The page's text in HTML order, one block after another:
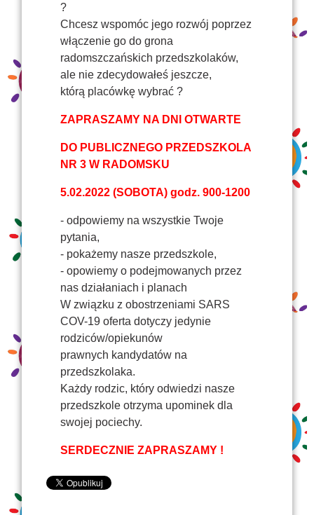
?
Chcesz wspomóc jego rozwój poprzez
włączenie go do grona
radomszczańskich przedszkolaków,
ale nie zdecydowałeś jeszcze,
którą placówkę wybrać ?
ZAPRASZAMY NA DNI OTWARTE
DO PUBLICZNEGO PRZEDSZKOLA
NR 3 W RADOMSKU
5.02.2022 (SOBOTA) godz. 900-1200
- odpowiemy na wszystkie Twoje
pytania,
- pokażemy nasze przedszkole,
- opowiemy o podejmowanych przez
nas działaniach i planach
W związku z obostrzeniami SARS
COV-19 oferta dotyczy jedynie
rodziców/opiekunów
prawnych kandydatów na
przedszkolaka.
Każdy rodzic, który odwiedzi nasze
przedszkole otrzyma upominek dla
swojej pociechy.
SERDECZNIE ZAPRASZAMY !